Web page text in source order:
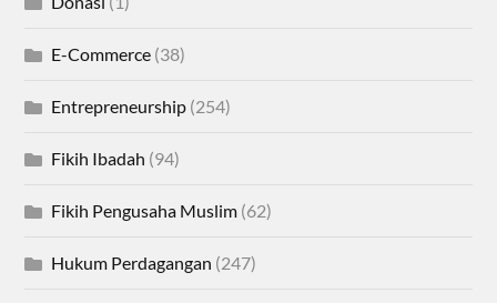
E-Commerce (38)
Entrepreneurship (254)
Fikih Ibadah (94)
Fikih Pengusaha Muslim (62)
Hukum Perdagangan (247)